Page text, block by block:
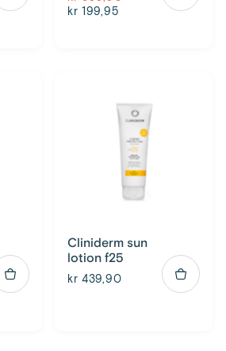
kr 199,95
Cliniderm sun
lotion f25
kr 439,90